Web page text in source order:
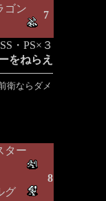
ゴン
7
・PS×３
をねらえ
衛ならダメ
ター
グ
8